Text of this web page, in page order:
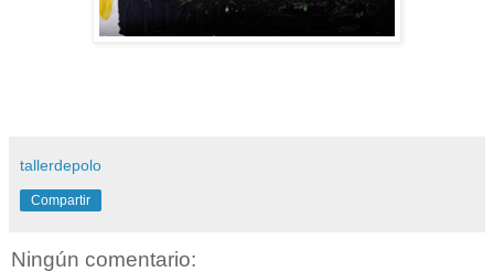
tallerdepolo
Compartir
Ningún comentario: